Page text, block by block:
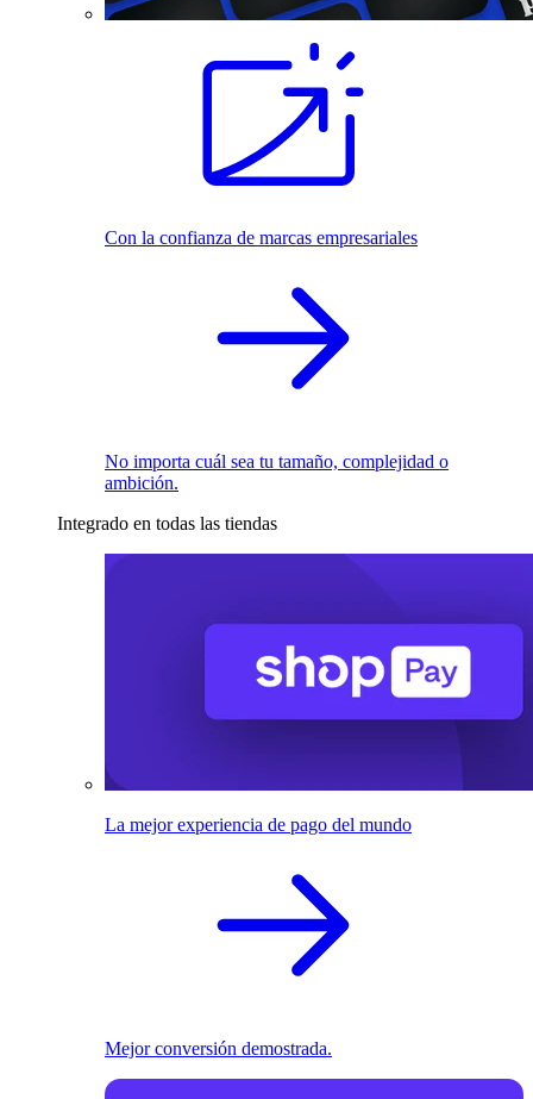
Con la confianza de marcas empresariales
No importa cuál sea tu tamaño, complejidad o
ambición.
Integrado en todas las tiendas
La mejor experiencia de pago del mundo
Mejor conversión demostrada.